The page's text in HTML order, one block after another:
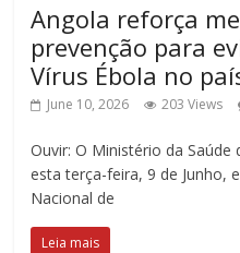
Angola reforça
prevenção para
Vírus Ébola no
June 10, 2026 203 Views
Ouvir: O Ministério da
esta terça-feira, 9 de Junho,
Nacional de
Leia mais